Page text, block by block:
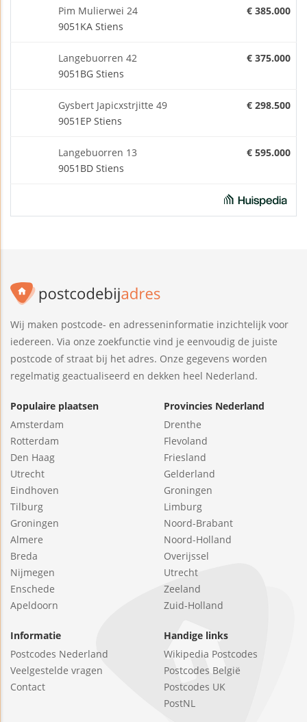
Pim Mulierwei 24
9051KA Stiens
€ 385.000
Langebuorren 42
9051BG Stiens
€ 375.000
Gysbert Japicxstrjitte 49
9051EP Stiens
€ 298.500
Langebuorren 13
9051BD Stiens
€ 595.000
Wij maken postcode- en adresseninformatie inzichtelijk voor
iedereen. Via onze zoekfunctie vind je eenvoudig de juiste
postcode of straat bij het adres. Onze gegevens worden
regelmatig geactualiseerd en dekken heel Nederland.
Populaire plaatsen
Amsterdam
Rotterdam
Den Haag
Utrecht
Eindhoven
Tilburg
Groningen
Almere
Breda
Nijmegen
Enschede
Apeldoorn
Provincies Nederland
Drenthe
Flevoland
Friesland
Gelderland
Groningen
Limburg
Noord-Brabant
Noord-Holland
Overijssel
Utrecht
Zeeland
Zuid-Holland
Informatie
Postcodes Nederland
Veelgestelde vragen
Contact
Handige links
Wikipedia Postcodes
Postcodes België
Postcodes UK
PostNL